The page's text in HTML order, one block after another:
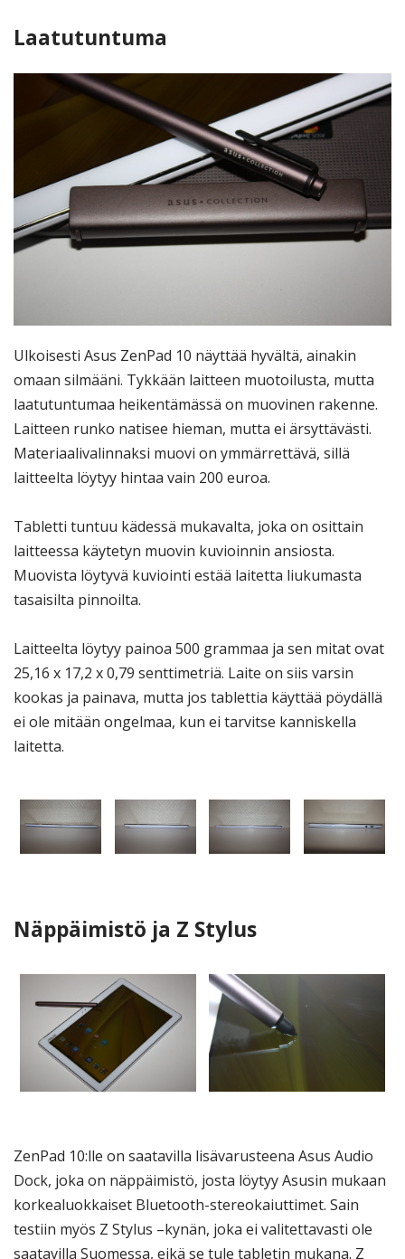
Laatutuntuma
Ulkoisesti Asus ZenPad 10 näyttää hyvältä, ainakin
omaan silmääni. Tykkään laitteen muotoilusta, mutta
laatutuntumaa heikentämässä on muovinen rakenne.
Laitteen runko natisee hieman, mutta ei ärsyttävästi.
Materiaalivalinnaksi muovi on ymmärrettävä, sillä
laitteelta löytyy hintaa vain 200 euroa.
Tabletti tuntuu kädessä mukavalta, joka on osittain
laitteessa käytetyn muovin kuvioinnin ansiosta.
Muovista löytyvä kuviointi estää laitetta liukumasta
tasaisilta pinnoilta.
Laitteelta löytyy painoa 500 grammaa ja sen mitat ovat
25,16 x 17,2 x 0,79 senttimetriä. Laite on siis varsin
kookas ja painava, mutta jos tablettia käyttää pöydällä
ei ole mitään ongelmaa, kun ei tarvitse kanniskella
laitetta.
Näppäimistö ja Z Stylus
ZenPad 10:lle on saatavilla lisävarusteena Asus Audio
Dock, joka on näppäimistö, josta löytyy Asusin mukaan
korkealuokkaiset Bluetooth-stereokaiuttimet. Sain
testiin myös Z Stylus –kynän, joka ei valitettavasti ole
saatavilla Suomessa, eikä se tule tabletin mukana. Z